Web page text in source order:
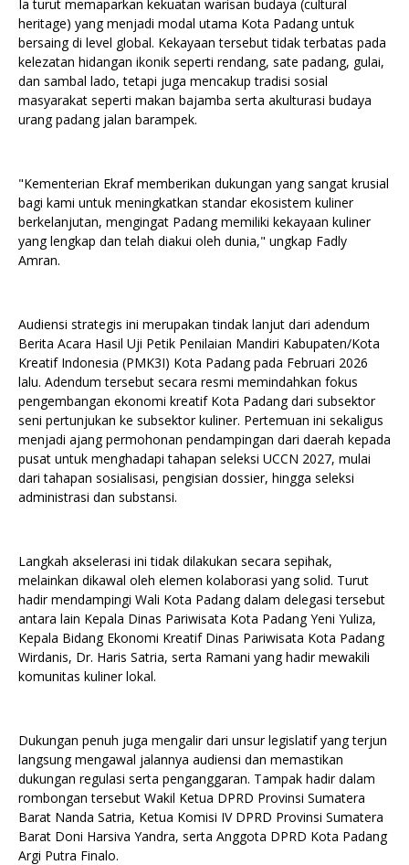
Ia turut memaparkan kekuatan warisan budaya (cultural
heritage) yang menjadi modal utama Kota Padang untuk
bersaing di level global. Kekayaan tersebut tidak terbatas pada
kelezatan hidangan ikonik seperti rendang, sate padang, gulai,
dan sambal lado, tetapi juga mencakup tradisi sosial
masyarakat seperti makan bajamba serta akulturasi budaya
urang padang jalan barampek.
"Kementerian Ekraf memberikan dukungan yang sangat krusial
bagi kami untuk meningkatkan standar ekosistem kuliner
berkelanjutan, mengingat Padang memiliki kekayaan kuliner
yang lengkap dan telah diakui oleh dunia," ungkap Fadly
Amran.
Audiensi strategis ini merupakan tindak lanjut dari adendum
Berita Acara Hasil Uji Petik Penilaian Mandiri Kabupaten/Kota
Kreatif Indonesia (PMK3I) Kota Padang pada Februari 2026
lalu. Adendum tersebut secara resmi memindahkan fokus
pengembangan ekonomi kreatif Kota Padang dari subsektor
seni pertunjukan ke subsektor kuliner. Pertemuan ini sekaligus
menjadi ajang permohonan pendampingan dari daerah kepada
pusat untuk menghadapi tahapan seleksi UCCN 2027, mulai
dari tahapan sosialisasi, pengisian dossier, hingga seleksi
administrasi dan substansi.
Langkah akselerasi ini tidak dilakukan secara sepihak,
melainkan dikawal oleh elemen kolaborasi yang solid. Turut
hadir mendampingi Wali Kota Padang dalam delegasi tersebut
antara lain Kepala Dinas Pariwisata Kota Padang Yeni Yuliza,
Kepala Bidang Ekonomi Kreatif Dinas Pariwisata Kota Padang
Wirdanis, Dr. Haris Satria, serta Ramani yang hadir mewakili
komunitas kuliner lokal.
Dukungan penuh juga mengalir dari unsur legislatif yang terjun
langsung mengawal jalannya audiensi dan memastikan
dukungan regulasi serta penganggaran. Tampak hadir dalam
rombongan tersebut Wakil Ketua DPRD Provinsi Sumatera
Barat Nanda Satria, Ketua Komisi IV DPRD Provinsi Sumatera
Barat Doni Harsiva Yandra, serta Anggota DPRD Kota Padang
Argi Putra Finalo.